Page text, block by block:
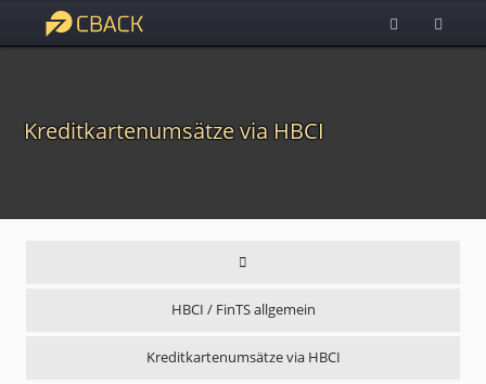
Kreditkartenumsätze via HBCI
HBCI / FinTS allgemein
Kreditkartenumsätze via HBCI